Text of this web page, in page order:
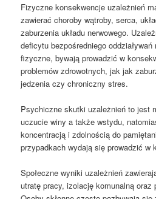
Fizyczne konsekwencje uzależnień
zawierać choroby wątroby, serca,
zaburzenia układu nerwowego.
deficytu bezpośredniego
fizyczne, bywają prowadzić w
problemów zdrowotnych, jak jak
jedzenia czy chroniczny stres.
Psychiczne skutki uzależnień to jest
uczucie winy a także wstydu,
koncentracją i zdolnością do
przypadkach wydają się prowadzić w
Społeczne wyniki uzależnień
utratę pracy, izolację komunalną oraz